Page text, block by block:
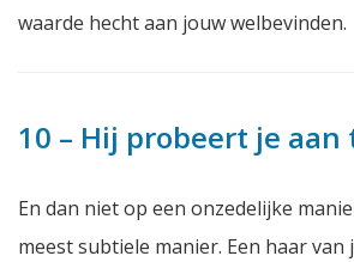
waarde hecht aan jouw welbevinden.
10 – Hij probeert je aan
En dan niet op een onzedelijke
meest subtiele manier. Een haar